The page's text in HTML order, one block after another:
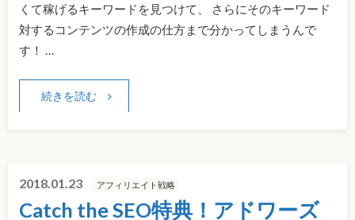
くて稼げるキーワードを見つけて、 さらにそのキーワード
対するコンテンツの作成の仕方まで分かってしまうんで
す！ …
続きを読む
2018.01.23 アフィリエイト戦略
Catch the SEO特典！アドワーズ